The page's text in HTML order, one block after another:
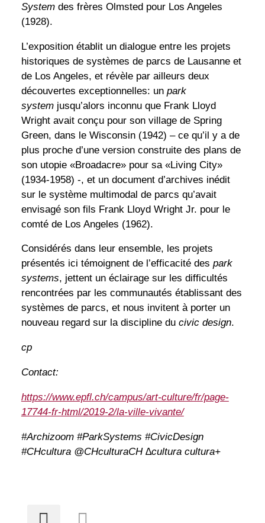
System des frères Olmsted pour Los Angeles
(1928).
L’exposition établit un dialogue entre les projets
historiques de systèmes de parcs de Lausanne et
de Los Angeles, et révèle par ailleurs deux
découvertes exceptionnelles: un park
system jusqu’alors inconnu que Frank Lloyd
Wright avait conçu pour son village de Spring
Green, dans le Wisconsin (1942) – ce qu’il y a de
plus proche d’une version construite des plans de
son utopie «Broadacre» pour sa «Living City»
(1934-1958) -, et un document d’archives inédit
sur le système multimodal de parcs qu’avait
envisagé son fils Frank Lloyd Wright Jr. pour le
comté de Los Angeles (1962).
Considérés dans leur ensemble, les projets
présentés ici témoignent de l’efficacité des park
systems, jettent un éclairage sur les difficultés
rencontrées par les communautés établissant des
systèmes de parcs, et nous invitent à porter un
nouveau regard sur la discipline du civic design.
cp
Contact:
https://www.epfl.ch/campus/art-culture/fr/page-
17744-fr-html/2019-2/la-ville-vivante/
#Archizoom #ParkSystems #CivicDesign
#CHcultura @CHculturaCH ∆cultura cultura+